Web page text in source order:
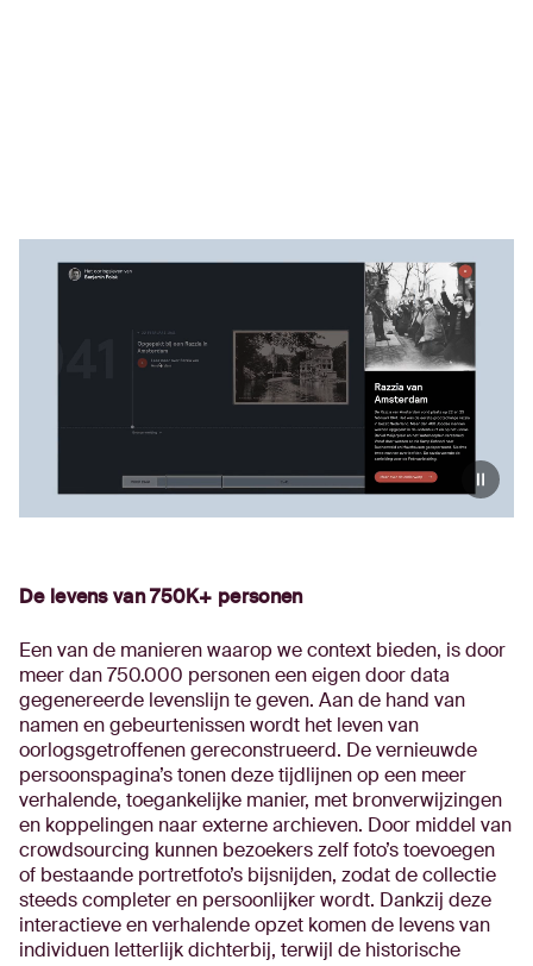
De levens van 750K+ personen
Een van de manieren waarop we context bieden, is door
meer dan 750.000 personen een eigen door data
gegenereerde levenslijn te geven. Aan de hand van
namen en gebeurtenissen wordt het leven van
oorlogsgetroffenen gereconstrueerd. De vernieuwde
persoonspagina’s tonen deze tijdlijnen op een meer
verhalende, toegankelijke manier, met bronverwijzingen
en koppelingen naar externe archieven. Door middel van
crowdsourcing kunnen bezoekers zelf foto’s toevoegen
of bestaande portretfoto’s bijsnijden, zodat de collectie
steeds completer en persoonlijker wordt. Dankzij deze
interactieve en verhalende opzet komen de levens van
individuen letterlijk dichterbij, terwijl de historische